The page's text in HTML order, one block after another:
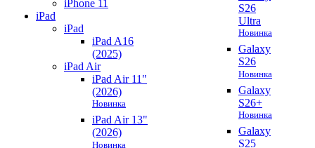
iPhone 11
iPad
iPad
iPad A16
(2025)
iPad Air
iPad Air 11"
(2026)
Новинка
iPad Air 13"
(2026)
Новинка
S26
Ultra
Новинка
Galaxy
S26
Новинка
Galaxy
S26+
Новинка
Galaxy
S25